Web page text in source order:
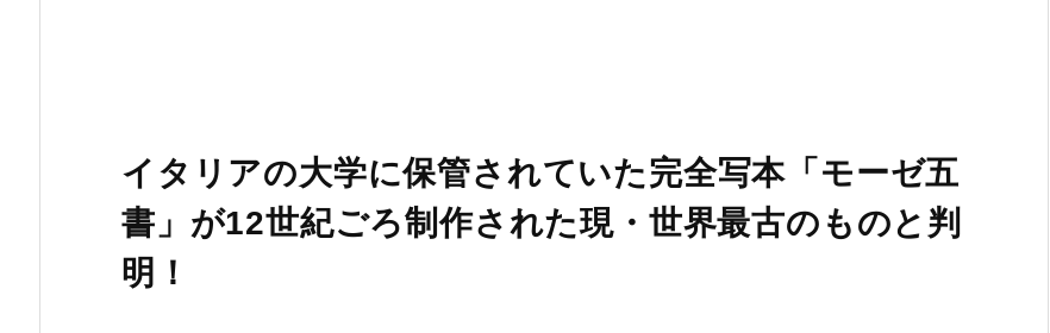
イタリアの大学に保管されていた完全写本「モーゼ五
書」が12世紀ごろ制作された現・世界最古のものと判
明！